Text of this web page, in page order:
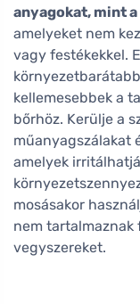
anyagokat, mint
amelyeket nem
vagy festékekkel.
kellemesebbek a
bőrhöz. Kerülje a
műanyagszálakat
amelyek
mosásakor
nem tartalmaznak
vegyszereket.